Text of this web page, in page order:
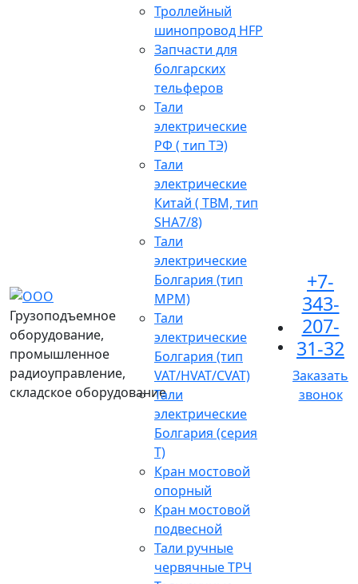
Грузоподъемное
оборудование,
промышленное
радиоуправление,
складское оборудование
Троллейный
шинопровод HFP
Запчасти для
болгарских
тельферов
Тали
электрические
РФ ( тип ТЭ)
Тали
электрические
Китай ( TBM, тип
SHA7/8)
Тали
электрические
Болгария (тип
МРМ)
Тали
электрические
Болгария (тип
VAT/HVAT/CVAT)
Тали
электрические
Болгария (серия
Т)
Кран мостовой
опорный
Кран мостовой
подвесной
Тали ручные
червячные ТРЧ
+7-
343-
207-
31-32
Заказать
звонок